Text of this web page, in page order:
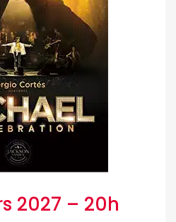
2027 – 20h